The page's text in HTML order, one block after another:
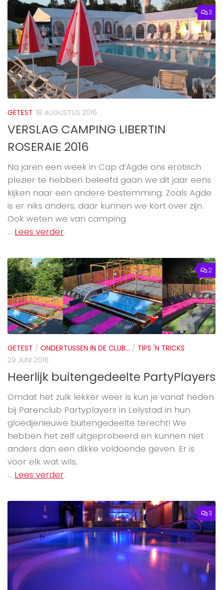
3
GETEST 18 AUGUSTUS 2016
VERSLAG CAMPING LIBERTIN
ROSERAIE 2016
Na jaren een week in Cap d’Agde ons erotisch
plezier te hebben beleefd gaan we dit jaar eens
kijken naar een andere bestemming. Zoals Agde
is er niks anders, daar kunnen we kort over zijn.
Ook weten we van camping
... Lees verder.
2
GETEST / ONDERTUSSEN IN DE CLUB... / TIPS 'N TRICKS
29 JUNI 2016
Heerlijk buitengedeelte PartyPlayers
Omdat het zulk lekker weer is kun je vanaf heden
bij Parenclub Partyplayers in Lelystad in hun
gloedjenieuwe buitengedeelte terecht! We
hebben het zelf uitgeprobeerd en kunnen niet
anders dan een dikke voldoende geven. Er is
voor elk wat wils,
... Lees verder.
3